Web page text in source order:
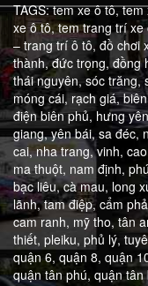
TAGS: tem xe ô tô, tem
xe ô tô, tem trang trí xe
– trang trí ô tô, đồ chơi
thành, đức trọng, đồng
thái nguyên, sóc trăng,
móng cái, rạch giá,
điện biên phủ, hưng
giang, yên bái, sa đéc,
cai, nha trang, vinh,
ma thuột, nam định,
bạc liêu, cà mau, long
lãnh, tam điệp, cẩm
cam ranh, mỹ tho, tân
thiết, pleiku, phủ lý,
quận 6, quận 8, quận
quận tân phú, quận tân